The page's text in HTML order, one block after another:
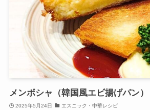
メンボシャ（韓国風エビ揚げパン）
2025年5月24日 エスニック・中華レシピ